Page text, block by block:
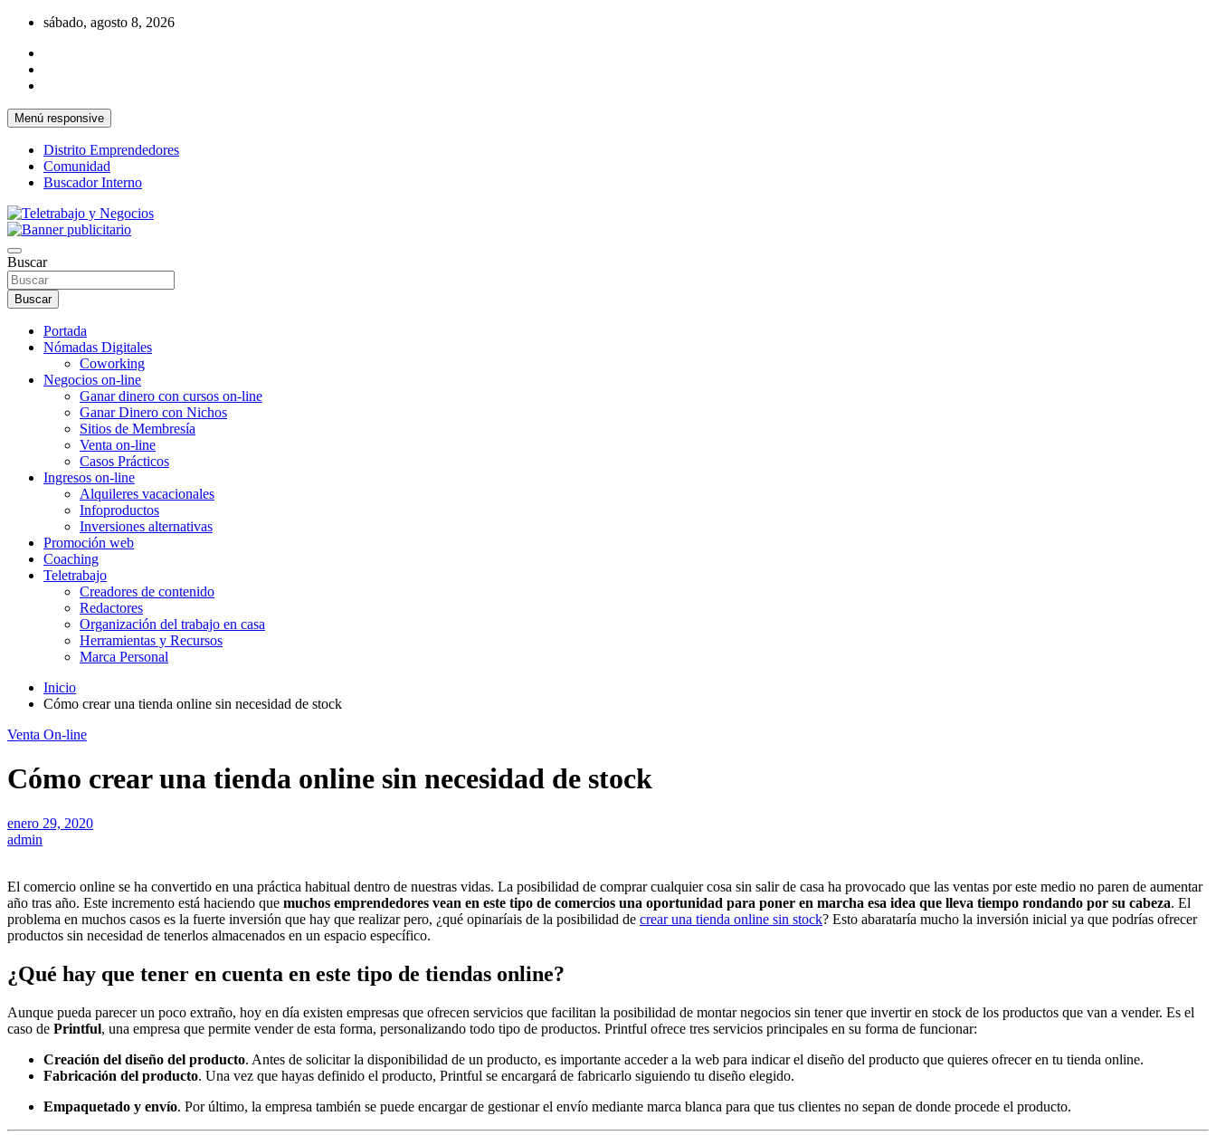
Saltar
contenido
sábado, agosto 8, 2026
Menú responsive
Distrito Emprendedores
Comunidad
Buscador Interno
Teletrabajo y Negocios
Buscar
Buscar
Portada
Nómadas Digitales
Coworking
Negocios on-line
Ganar dinero con cursos on-line
Ganar Dinero con Nichos
Sitios de Membresía
Venta on-line
Casos Prácticos
Ingresos on-line
Alquileres vacacionales
Infoproductos
Inversiones alternativas
Promoción web
Coaching
Teletrabajo
Creadores de contenido
Redactores
Organización del trabajo en casa
Herramientas y Recursos
Marca Personal
Inicio
Cómo crear una tienda online sin necesidad de stock
Venta On-line
Cómo crear una tienda online sin necesidad de stock
enero 29, 2020
admin
El comercio online se ha convertido en una práctica habitual dentro de nuestras vidas. La posibilidad de comprar cualquier cosa sin salir de casa ha provocado que las ventas por este medio no paren de aumentar
año tras año. Este incremento está haciendo que muchos emprendedores vean en este tipo de comercios una oportunidad para poner en marcha esa idea que lleva tiempo rondando por su cabeza. El
problema en muchos casos es la fuerte inversión que hay que realizar pero, ¿qué opinaríais de la posibilidad de crear una tienda online sin stock? Esto abarataría mucho la inversión inicial ya que podrías ofrecer
productos sin necesidad de tenerlos almacenados en un espacio específico.
¿Qué hay que tener en cuenta en este tipo de tiendas online?
Aunque pueda parecer un poco extraño, hoy en día existen empresas que ofrecen servicios que facilitan la posibilidad de montar negocios sin tener que invertir en stock de los productos que van a vender. Es el
caso de Printful, una empresa que permite vender de esta forma, personalizando todo tipo de productos. Printful ofrece tres servicios principales en su forma de funcionar:
Creación del diseño del producto. Antes de solicitar la disponibilidad de un producto, es importante acceder a la web para indicar el diseño del producto que quieres ofrecer en tu tienda online.
Fabricación del producto. Una vez que hayas definido el producto, Printful se encargará de fabricarlo siguiendo tu diseño elegido.
Empaquetado y envío. Por último, la empresa también se puede encargar de gestionar el envío mediante marca blanca para que tus clientes no sepan de donde procede el producto.